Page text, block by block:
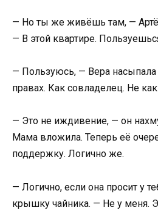
— Но ты же живёшь там, —
— В этой квартире.
— Пользуюсь, — Вера
правах. Как совладелец. Не
— Это не иждивение, — он
Мама вложила. Теперь её
поддержку. Логично же.
— Логично, если она просит у
крышку чайника. — Не у меня.